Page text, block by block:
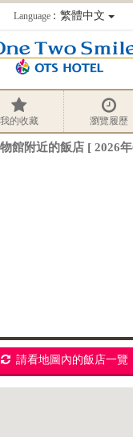
Language：繁體中文
我的收藏 瀏覽履歷
館附近的飯店 [ 2026
請看地圖內的飯店一覽